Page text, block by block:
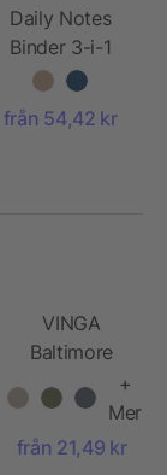
Daily Notes
Binder 3-i-1
refill PU
anteckningsbok
från 54,42 kr
VINGA
Baltimore
softcover
notebook
+
Mer
från 21,49 kr